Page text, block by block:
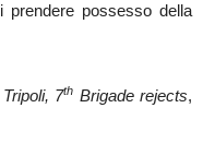
possesso della
7th Brigade rejects,